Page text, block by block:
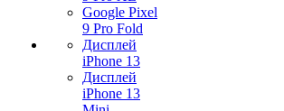
Google Pixel
9 Pro Fold
Дисплей
iPhone 13
Дисплей
iPhone 13